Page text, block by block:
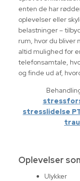
enten de har
oplevelser eller
belastninger –
rum, hvor du bliver
altid mulighed for
telefonsamtale,
og finde ud af,
stresslidelse
Oplevelser
Ulykker